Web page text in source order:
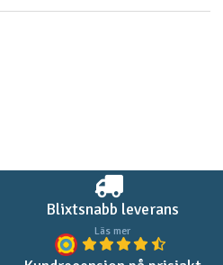
Blixtsnabb leverans
Läs mer